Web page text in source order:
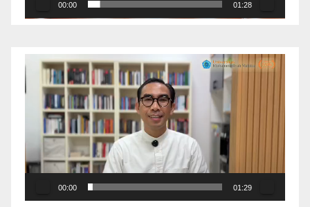
00:00 01:28
Pemutar
Video
00:00 01:29